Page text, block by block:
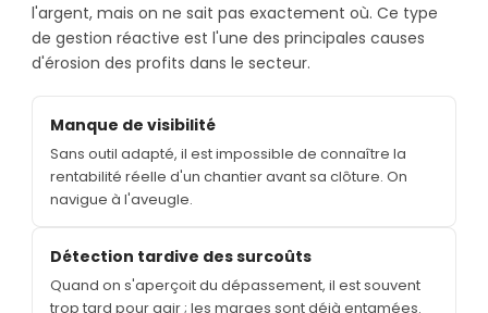
l'argent, mais on ne sait pas exactement où. Ce type
de gestion réactive est l'une des principales causes
d'érosion des profits dans le secteur.
Manque de visibilité
Sans outil adapté, il est impossible de connaître la
rentabilité réelle d'un chantier avant sa clôture. On
navigue à l'aveugle.
Détection tardive des surcoûts
Quand on s'aperçoit du dépassement, il est souvent
trop tard pour agir ; les marges sont déjà entamées.